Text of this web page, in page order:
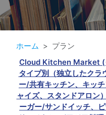
ホーム
プラン
Cloud Kitchen Market (
タイプ別（独立したクラ
ー/共有キッチン、キッ
ャイズ、スタンドアロン
ーガー/サンドイッチ、